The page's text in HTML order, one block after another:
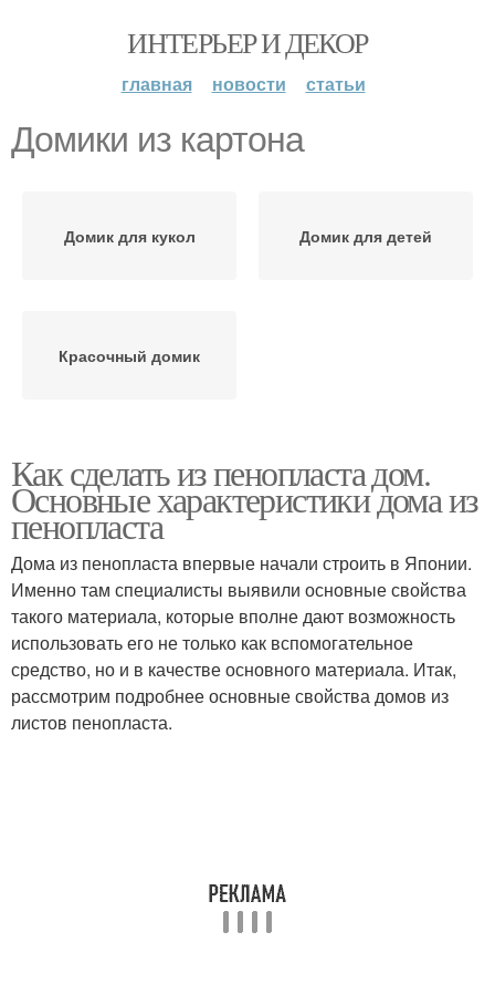
ИНТЕРЬЕР И ДЕКОР
главная новости статьи
Домики из картона
Домик для кукол Домик для детей
Красочный домик
Как сделать из пенопласта дом.
Основные характеристики дома из
пенопласта
Дома из пенопласта впервые начали строить в Японии.
Именно там специалисты выявили основные свойства
такого материала, которые вполне дают возможность
использовать его не только как вспомогательное
средство, но и в качестве основного материала. Итак,
рассмотрим подробнее основные свойства домов из
листов пенопласта.